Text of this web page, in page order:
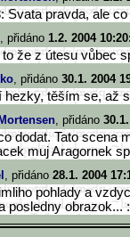
Svata pravda, ale
, přidáno 1.2. 2004
že z útesu vůbec
, přidáno 30.1. 2004
hezky, těším se, až
, přidáno
dodat. Tato scena
muj Aragornek
, přidáno 28.1. 2004
pohlady a
posledny obrazok...